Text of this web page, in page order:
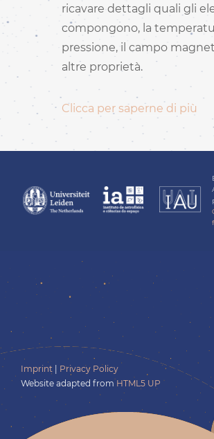
ricavare dettagli quali gli
compongono, la
pressione, il campo
altre proprietà.
Clicca per saperne di più
Imprint | Privacy Policy
Website adapted fromHTML5 UP